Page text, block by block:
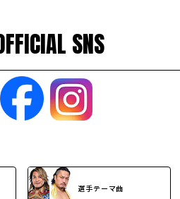
SNS
選手テーマ曲